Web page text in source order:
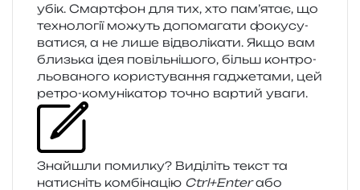
убік. Смартфон для тих, хто пам’ятає, що
техно­ло­гії можуть допо­ма­га­ти фок­усу­
ва­ти­ся, а не лише від­во­лі­ка­ти. Якщо вам
близь­ка ідея повіль­ні­шо­го, більш кон­тро­
льо­ва­но­го кори­сту­ва­н­ня гадже­та­ми, цей
ретро-кому­ні­ка­тор точно вар­тий уваги.
Знайшли помил­ку? Виділіть текст та
нати­сніть ком­бі­на­цію Ctrl+Enterабо